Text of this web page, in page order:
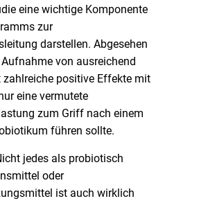
eine wichtige Komponente
zur
darstellen. Abgesehen
von ausreichend
zahlreiche positive Effekte mit
eine vermutete
zum Griff nach einem
führen sollte.
jedes als probiotisch
oder
ist auch wirklich